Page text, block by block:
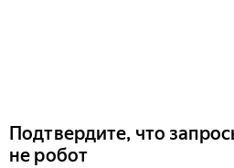
Подтвердите, что
не робот